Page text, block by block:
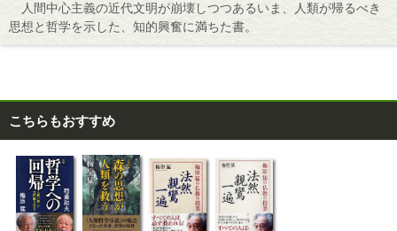
人間中心主義の近代文明が崩壊しつつあるいま、人類が帰るべき
思想と哲学を示した、知的興奮に満ちた書。
こちらもおすすめ